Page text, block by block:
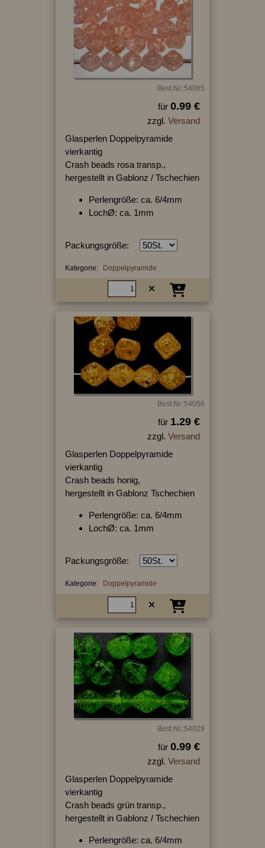
Best.Nr.:54065
für 0.99 €
zzgl. Versand
Glasperlen Doppelpyramide
vierkantig
Crash beads rosa transp.,
hergestellt in Gablonz / Tschechien
Perlengröße: ca. 6/4mm
LochØ: ca. 1mm
Packungsgröße:
Kategorie: Doppelpyramide
Best.Nr.:54056
für 1.29 €
zzgl. Versand
Glasperlen Doppelpyramide
vierkantig
Crash beads honig,
hergestellt in Gablonz Tschechien
Perlengröße: ca. 6/4mm
LochØ: ca. 1mm
Packungsgröße:
Kategorie: Doppelpyramide
Best.Nr.:54029
für 0.99 €
zzgl. Versand
Glasperlen Doppelpyramide
vierkantig
Crash beads grün transp.,
hergestellt in Gablonz / Tschechien
Perlengröße: ca. 6/4mm